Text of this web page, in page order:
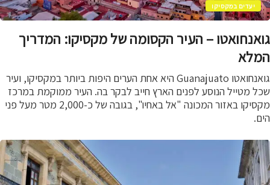
יעדים במקסיקו
– העיר הקסומה של מקסיקו: המדריך
גואנחואטו Guanajuato היא אחת הערים היפות ביותר במקסיקו, ועיר
מטייל הנוסע לפנים הארץ חייב לבקר בה. העיר ממוקמת במרכז
מקסיקו באזור המכונה "אל באחיו", בגובה של כ-2,000 מטר מעל פני